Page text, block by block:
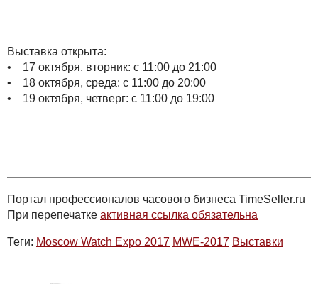
Выставка открыта:
• 17 октября, вторник: с 11:00 до 21:00
• 18 октября, среда: с 11:00 до 20:00
• 19 октября, четверг: с 11:00 до 19:00
Портал профессионалов часового бизнеса TimeSeller.ru
При перепечатке активная ссылка обязательна
Теги: Moscow Watch Expo 2017 MWE-2017 Выставки